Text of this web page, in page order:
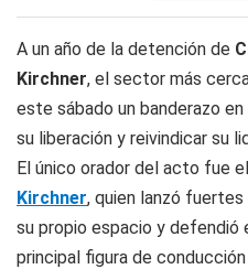
A un año de la detención de
Kirchner, el sector más
este sábado un banderazo
su liberación y reivindicar su
El único orador del acto fue
Kirchner, quien lanzó
su propio espacio y defendió
principal figura de